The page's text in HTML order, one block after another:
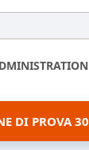
DI PROVA